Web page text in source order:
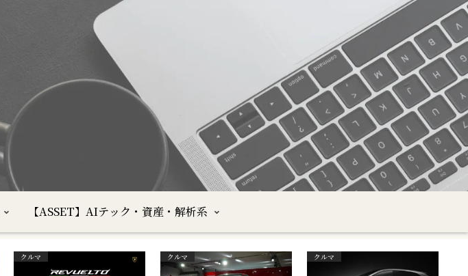
【ASSET】AIテック・資産・解析系
クルマ クルマ クルマ